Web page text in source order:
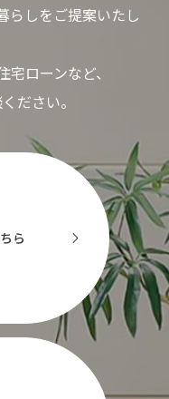
らしをご提案いたし
ローンなど、
ださい。
ら